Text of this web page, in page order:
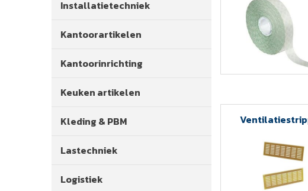
Installatietechniek
Kantoorartikelen
Kantoorinrichting
Keuken artikelen
Kleding & PBM
Lastechniek
Logistiek